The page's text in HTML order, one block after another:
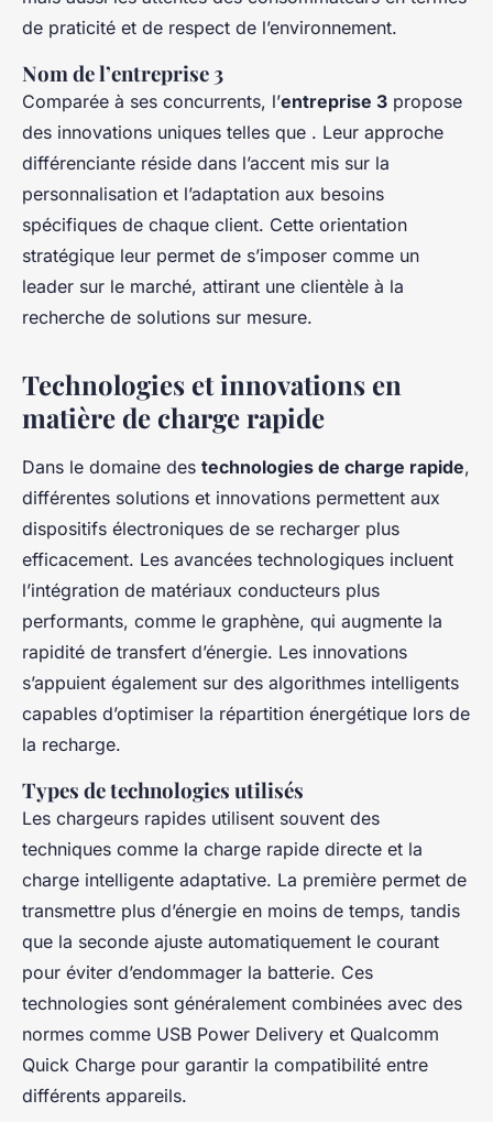
de praticité et de respect de l’environnement.
Nom de l’entreprise 3
Comparée à ses concurrents, l’entreprise 3 propose
des innovations uniques telles que . Leur approche
différenciante réside dans l’accent mis sur la
personnalisation et l’adaptation aux besoins
spécifiques de chaque client. Cette orientation
stratégique leur permet de s’imposer comme un
leader sur le marché, attirant une clientèle à la
recherche de solutions sur mesure.
Technologies et innovations en
matière de charge rapide
Dans le domaine des technologies de charge rapide,
différentes solutions et innovations permettent aux
dispositifs électroniques de se recharger plus
efficacement. Les avancées technologiques incluent
l’intégration de matériaux conducteurs plus
performants, comme le graphène, qui augmente la
rapidité de transfert d’énergie. Les innovations
s’appuient également sur des algorithmes intelligents
capables d’optimiser la répartition énergétique lors de
la recharge.
Types de technologies utilisés
Les chargeurs rapides utilisent souvent des
techniques comme la charge rapide directe et la
charge intelligente adaptative. La première permet de
transmettre plus d’énergie en moins de temps, tandis
que la seconde ajuste automatiquement le courant
pour éviter d’endommager la batterie. Ces
technologies sont généralement combinées avec des
normes comme USB Power Delivery et Qualcomm
Quick Charge pour garantir la compatibilité entre
différents appareils.